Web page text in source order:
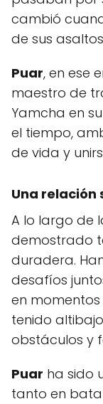
cambió
de sus
Puar, en ese
maestro de
Yamcha en
el tiempo,
de vida y
Una relación
A lo largo de
demostrado
duradera.
desafíos
en momentos
tenido
obstáculos y
Puar ha sido
tanto en